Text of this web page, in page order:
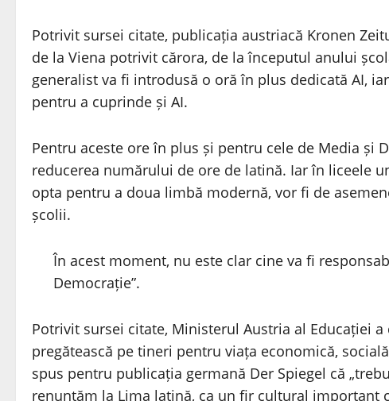
Potrivit sursei citate, publicația austriacă Kronen
de la Viena potrivit cărora, de la începutul anului
generalist va fi introdusă o oră în plus dedicată AI,
pentru a cuprinde și AI.
Pentru aceste ore în plus și pentru cele de Media și
reducerea numărului de ore de latină. Iar în liceele
opta pentru a doua limbă modernă, vor fi de
școlii.
În acest moment, nu este clar cine va fi
Democrație”.
Potrivit sursei citate, Ministerul Austria al Educației
pregătească pe tineri pentru viața economică,
spus pentru publicația germană Der Spiegel că
renunțăm la Lima latină, ca un fir cultural important